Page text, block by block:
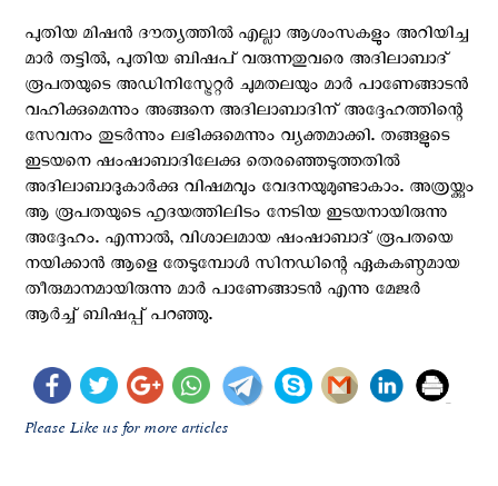
പുതിയ മിഷൻ ദൗത്യത്തിൽ എല്ലാ ആശംസകളും അറിയിച്ച
മാർ തട്ടിൽ, പുതിയ ബിഷപ് വരുന്നതുവരെ അദിലാബാദ്
രൂപതയുടെ അഡിനിസ്ട്രേറ്റർ ചുമതലയും മാർ പാണേങ്ങാടൻ
വഹിക്കുമെന്നും അങ്ങനെ അദിലാബാദിന് അദ്ദേഹത്തിന്റെ
സേവനം തുടർന്നും ലഭിക്കുമെന്നും വ്യക്തമാക്കി. തങ്ങളുടെ
ഇടയനെ ഷംഷാബാദിലേക്കു തെരഞ്ഞെടുത്തതിൽ
അദിലാബാദുകാർക്കു വിഷമവും വേദനയുമുണ്ടാകാം. അത്രയ്ക്കും
ആ രൂപതയുടെ ഹൃദയത്തിലിടം നേടിയ ഇടയനായിരുന്നു
അദ്ദേഹം. എന്നാൽ, വിശാലമായ ഷംഷാബാദ് രൂപതയെ
നയിക്കാൻ ആളെ തേടുമ്പോൾ സിനഡിന്റെ ഏകകണ്ഠമായ
തീരുമാനമായിരുന്നു മാർ പാണേങ്ങാടൻ എന്നു മേജർ
ആർച്ച് ബിഷപ്പ് പറഞ്ഞു.
Please Like us for more articles